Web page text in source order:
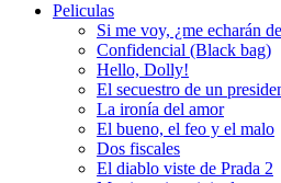
Peliculas
Si me voy, ¿me echarán
Confidencial (Black bag)
Hello, Dolly!
El secuestro de un
La ironía del amor
El bueno, el feo y el malo
Dos fiscales
El diablo viste de Prada 2